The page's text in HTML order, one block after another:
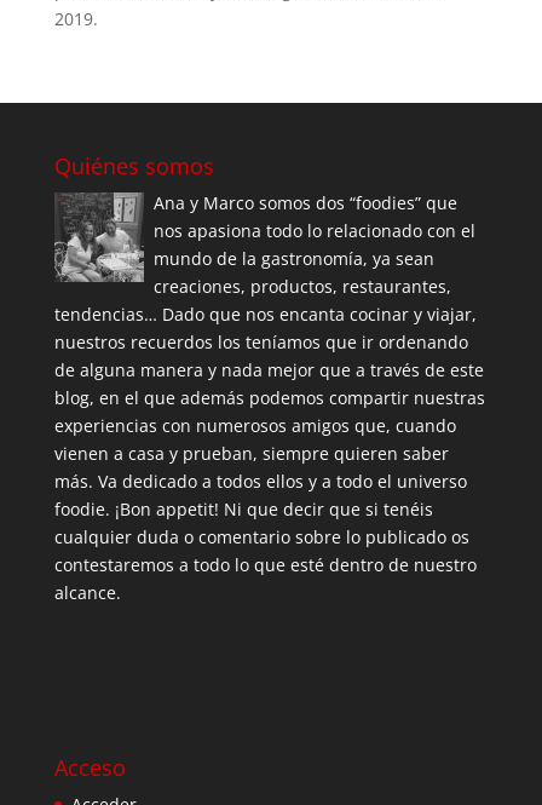
2019.
Quiénes somos
Ana y Marco somos dos “foodies” que
nos apasiona todo lo relacionado con el
mundo de la gastronomía, ya sean
creaciones, productos, restaurantes,
tendencias… Dado que nos encanta cocinar y viajar,
nuestros recuerdos los teníamos que ir ordenando
de alguna manera y nada mejor que a través de este
blog, en el que además podemos compartir nuestras
experiencias con numerosos amigos que, cuando
vienen a casa y prueban, siempre quieren saber
más. Va dedicado a todos ellos y a todo el universo
foodie. ¡Bon appetit! Ni que decir que si tenéis
cualquier duda o comentario sobre lo publicado os
contestaremos a todo lo que esté dentro de nuestro
alcance.
Acceso